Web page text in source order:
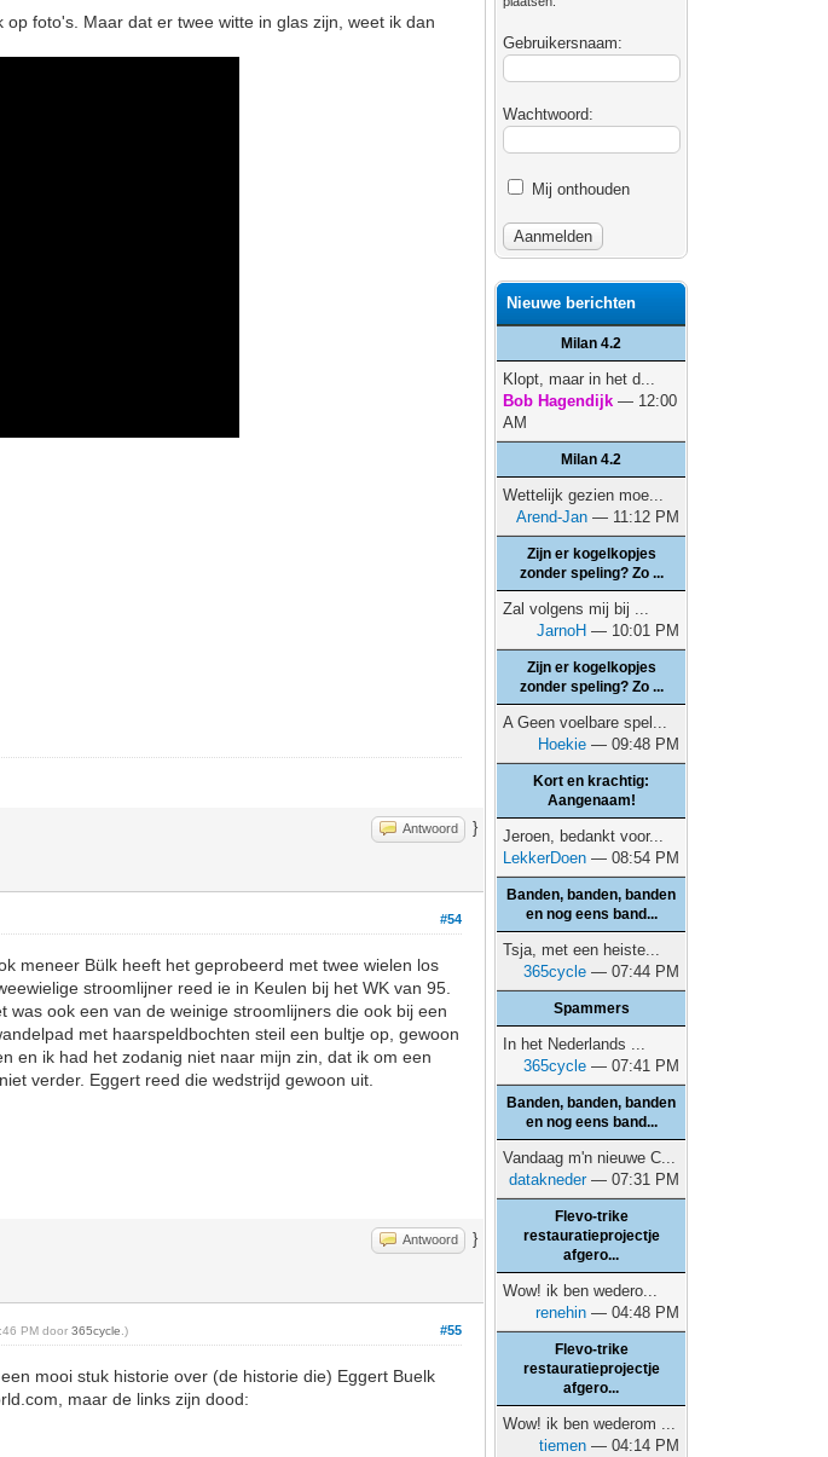
foto's. Maar dat er twee witte in glas zijn, weet ik dan
Antwoord }
#54
meneer Bülk heeft het geprobeerd met twee wielen los
stroomlijner reed ie in Keulen bij het WK van 95.
ook een van de weinige stroomlijners die ook bij een
met haarspeldbochten steil een bultje op, gewoon
en ik had het zodanig niet naar mijn zin, dat ik om een
verder. Eggert reed die wedstrijd gewoon uit.
Antwoord }
#55
PM door365cycle .)
mooi stuk historie over (de historie die) Eggert Buelk
maar de links zijn dood:
Gebruikersnaam:
Wachtwoord:
Mij onthouden
Nieuwe berichten
Milan 4.2
Klopt, maar in het d...
Bob Hagendijk — 12:00
AM
Milan 4.2
Wettelijk gezien moe...
Arend-Jan — 11:12 PM
Zijn er kogelkopjes
zonder speling? Zo ...
Zal volgens mij bij ...
JarnoH — 10:01 PM
Zijn er kogelkopjes
zonder speling? Zo ...
A Geen voelbare spel...
Hoekie — 09:48 PM
Kort en krachtig:
Aangenaam!
Jeroen, bedankt voor...
LekkerDoen — 08:54 PM
Banden, banden, banden
en nog eens band...
Tsja, met een heiste...
365cycle — 07:44 PM
Spammers
In het Nederlands ...
365cycle — 07:41 PM
Banden, banden, banden
en nog eens band...
Vandaag m'n nieuwe C...
datakneder— 07:31 PM
Flevo-trike
restauratieprojectje
afgero...
Wow! ik ben wedero...
renehin — 04:48 PM
Flevo-trike
restauratieprojectje
afgero...
Wow! ik ben wederom ...
tiemen — 04:14 PM